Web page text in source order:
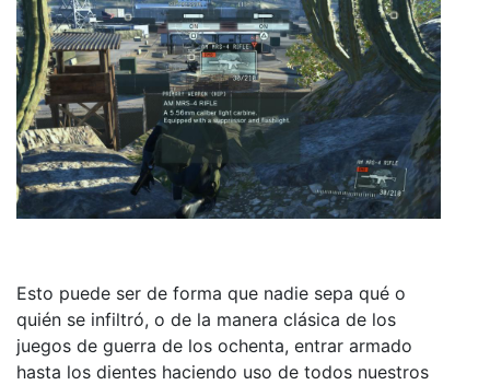
Esto puede ser de forma que nadie sepa qué o
quién se infiltró, o de la manera clásica de los
juegos de guerra de los ochenta, entrar armado
hasta los dientes haciendo uso de todos nuestros